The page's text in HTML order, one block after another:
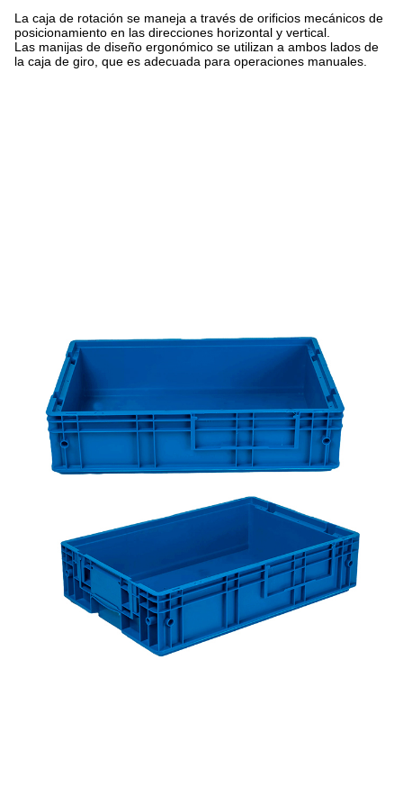
La caja de rotación se maneja a través de orificios mecánicos de
posicionamiento en las direcciones horizontal y vertical.
Las manijas de diseño ergonómico se utilizan a ambos lados de
la caja de giro, que es adecuada para operaciones manuales.